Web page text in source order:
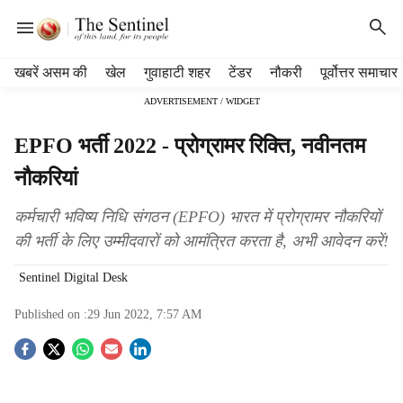
खबरें असम की खेल गुवाहाटी शहर टेंडर नौकरी पूर्वोत्तर समाचार
ADVERTISEMENT / WIDGET
EPFO भर्ती 2022 - प्रोग्रामर रिक्ति, नवीनतम
नौकरियां
कर्मचारी भविष्य निधि संगठन (EPFO) भारत में प्रोग्रामर नौकरियों
की भर्ती के लिए उम्मीदवारों को आमंत्रित करता है, अभी आवेदन करें!
Sentinel Digital Desk
Published on :29 Jun 2022, 7:57 AM
S